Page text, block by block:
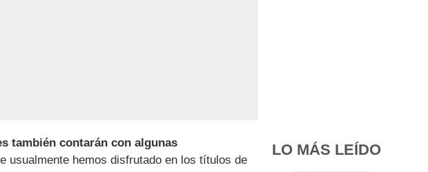
también contarán con algunas
usualmente hemos disfrutado en los títulos de
LO MÁS LEÍDO